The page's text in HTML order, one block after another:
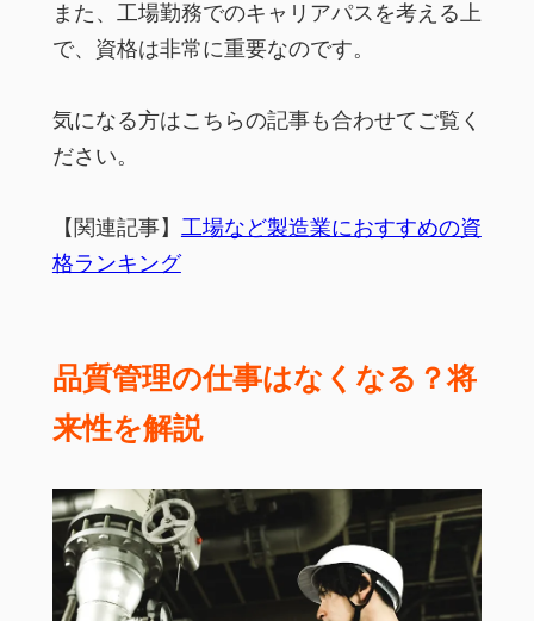
また、工場勤務でのキャリアパスを考える上
で、資格は非常に重要なのです。
気になる方はこちらの記事も合わせてご覧く
ださい。
【関連記事】 工場など製造業におすすめの資
格ランキング
品質管理の仕事はなくなる？将
来性を解説